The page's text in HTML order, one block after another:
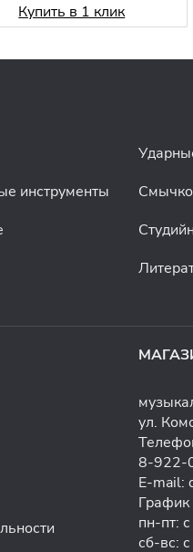
Купить в 1 клик
инструменты
ул.
8-922-
E-mail:
График
пн-пт:
сб-вс: